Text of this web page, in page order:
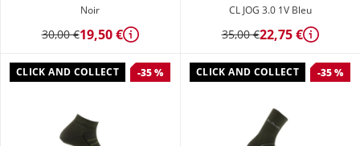
Noir
30,00 €19,50 € Détails
CL JOG 3.0 1V Bleu
35,00 €22,75 € Détails
CLICK AND COLLECT -35 % CLICK AND COLLECT -35 %